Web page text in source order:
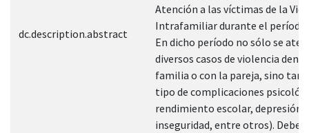
dc.description.abstract
Atención a las víctimas de la
Intrafamiliar durante el período
En dicho período no sólo se
diversos casos de violencia
familia o con la pareja, sino
tipo de complicaciones
rendimiento escolar, depresión e
inseguridad, entre otros). Debe